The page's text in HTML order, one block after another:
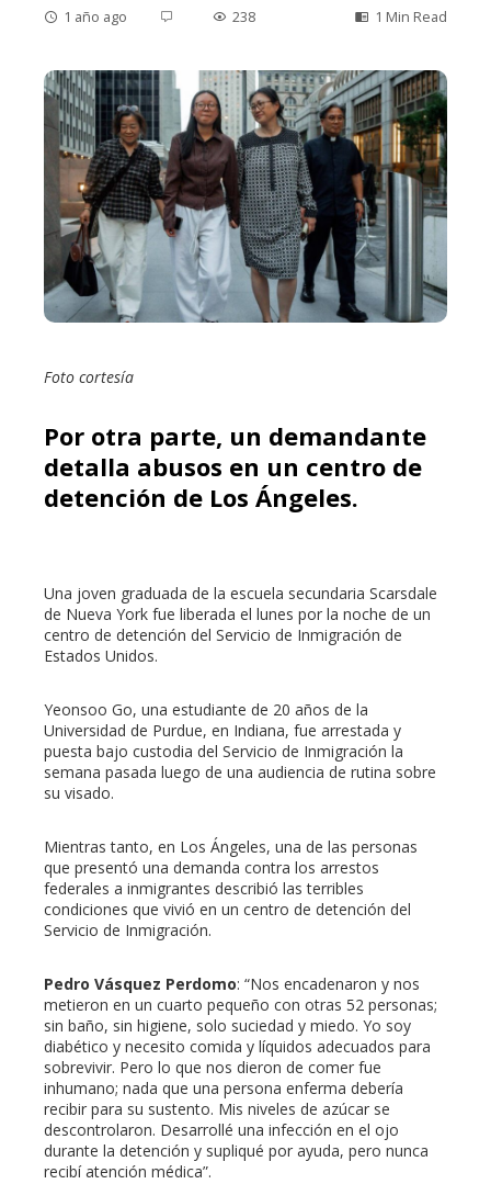
1 año ago 238 1 Min Read
Foto cortesía
Por otra parte, un demandante
detalla abusos en un centro de
detención de Los Ángeles.
Una joven graduada de la escuela secundaria Scarsdale
de Nueva York fue liberada el lunes por la noche de un
centro de detención del Servicio de Inmigración de
Estados Unidos.
Yeonsoo Go, una estudiante de 20 años de la
Universidad de Purdue, en Indiana, fue arrestada y
puesta bajo custodia del Servicio de Inmigración la
semana pasada luego de una audiencia de rutina sobre
su visado.
Mientras tanto, en Los Ángeles, una de las personas
que presentó una demanda contra los arrestos
federales a inmigrantes describió las terribles
condiciones que vivió en un centro de detención del
Servicio de Inmigración.
Pedro Vásquez Perdomo: “Nos encadenaron y nos
metieron en un cuarto pequeño con otras 52 personas;
sin baño, sin higiene, solo suciedad y miedo. Yo soy
diabético y necesito comida y líquidos adecuados para
sobrevivir. Pero lo que nos dieron de comer fue
inhumano; nada que una persona enferma debería
recibir para su sustento. Mis niveles de azúcar se
descontrolaron. Desarrollé una infección en el ojo
durante la detención y supliqué por ayuda, pero nunca
recibí atención médica”.